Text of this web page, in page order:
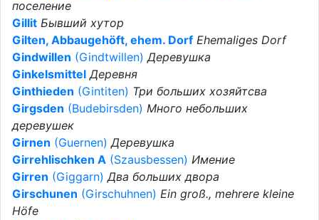
поселение
Gillit Бывший хутор
Gilten, Abbaugehöft, ehem. Dorf Ehemaliges Dorf
Gindwillen (Gindtwillen)Деревушка
Ginkelsmittel Деревня
Ginthieden (Gintiten) Три больших хозяйтсва
Girgsden (Budebirsden) Много небольших
деревушек
Girnen (Guernen)Деревушка
Girrehlischken A (Szausbessen) Имение
Girren (Giggarn)Два больших двора
Girschunen (Girschuhnen) Ein groß., mehrere kleine
Höfe